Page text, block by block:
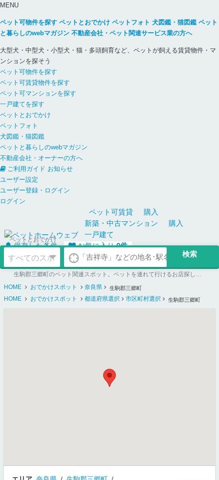
MENU
ペット可物件を探す ペットとおでかけ ペットフォト 犬図鑑・猫図鑑 ペット
と暮らしのwebマガジン 不動産会社・ペット関連サービス業の方へ
大型犬・中型犬・小型犬・猫・多頭飼育など、ペットが飼える賃貸物件・マ
ンションを探そう
ペット可物件を探す
ペット可賃貸物件を探す
ペット可マンションを探す
一戸建てを探す
ペットとおでかけ
ペットフォト
犬図鑑・猫図鑑
ペットと暮らしのwebマガジン
不動産会社・オーナーの方へ
ご利用ガイド お知らせ
ユーザー設定
ユーザー登録・ログイン
ログイン
ペット可賃貸
購入
新築・中古マンション
購入
一戸建て
保存した条件
お気に入り0件
ペットとおでかけ
生駒郡三郷町のペット関連スポット。ペットを連れて行けるお店探しならペットホームウェブ
HOME
おでかけスポット 奈良県 生駒郡三郷町
HOME おでかけスポット 都道府県選択 市区町村選択 生駒郡三郷町